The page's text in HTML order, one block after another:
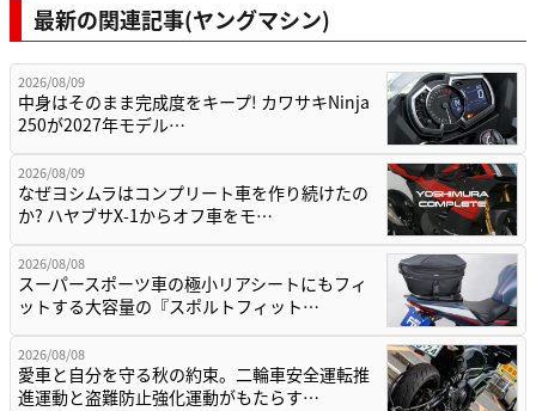
最新の関連記事(ヤングマシン)
2026/08/09
中身はそのまま完成度をキープ! カワサキNinja
250が2027年モデル…
2026/08/09
なぜヨシムラはコンプリート車を作り続けたの
か? ハヤブサX-1からオフ車をモ…
2026/08/08
スーパースポーツ車の極小リアシートにもフィ
ットする大容量の『スポルトフィット…
2026/08/08
愛車と自分を守る秋の約束。二輪車安全運転推
進運動と盗難防止強化運動がもたらす…